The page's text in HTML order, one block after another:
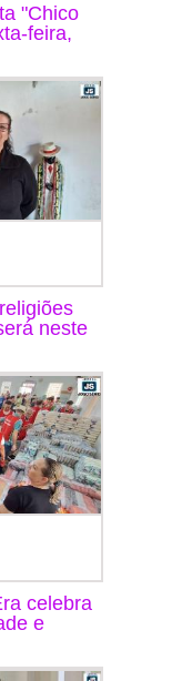
"Chico
feira,
neste
celebra
e